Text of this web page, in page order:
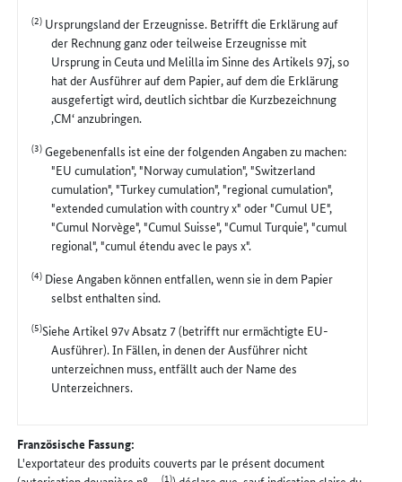
(2) Ursprungsland der Erzeugnisse. Betrifft die Erklärung auf
der Rechnung ganz oder teilweise Erzeugnisse mit
Ursprung in Ceuta und Melilla im Sinne des Artikels 97j, so
hat der Ausführer auf dem Papier, auf dem die Erklärung
ausgefertigt wird, deutlich sichtbar die Kurzbezeichnung
‚CM‘ anzubringen.
(3)Gegebenenfalls ist eine der folgenden Angaben zu machen:
"EU cumulation", "Norway cumulation", "Switzerland
cumulation", "Turkey cumulation", "regional cumulation",
"extended cumulation with country x" oder "Cumul UE",
"Cumul Norvège", "Cumul Suisse", "Cumul Turquie", "cumul
regional", "cumul étendu avec le pays x".
(4) Diese Angaben können entfallen, wenn sie in dem Papier
selbst enthalten sind.
(5)Siehe Artikel 97v Absatz 7 (betrifft nur ermächtigte EU-
Ausführer). In Fällen, in denen der Ausführer nicht
unterzeichnen muss, entfällt auch der Name des
Unterzeichners.
Französische Fassung:
L'exportateur des produits couverts par le présent document
(1)